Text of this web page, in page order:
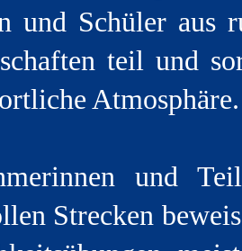
und Schüler aus
teil und
Atmosphäre.
und
Strecken